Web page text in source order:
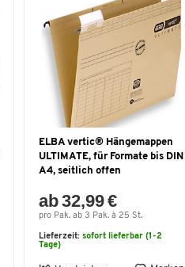
ELBA vertic® Hängemappen
ULTIMATE, für Formate bis DIN
A4, seitlich offen
ab 32,99 €
pro Pak. ab 3 Pak. à 25 St.
Lieferzeit: sofort lieferbar (1-2
Tage)